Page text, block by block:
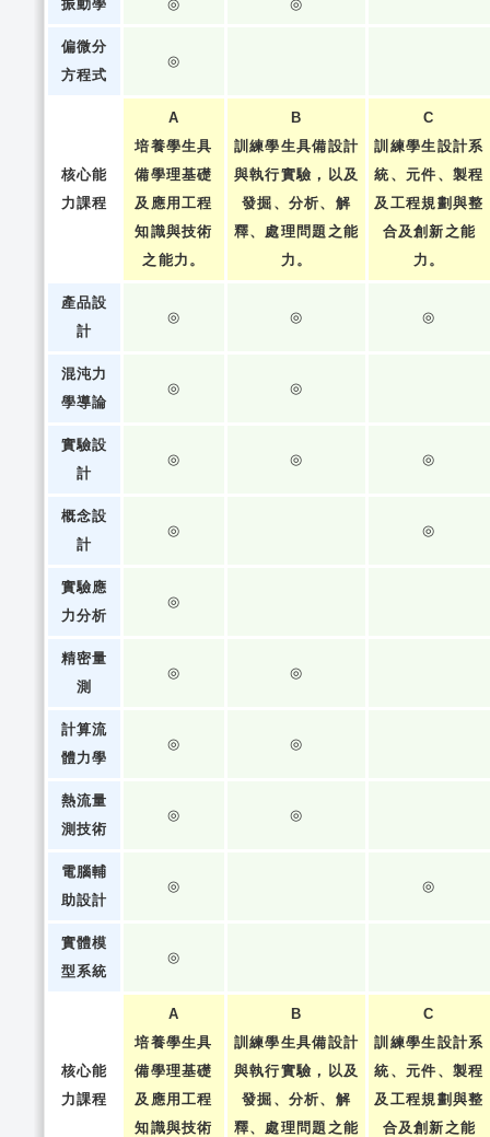
振動學 ◎ ◎
偏微分
方程式
◎
核心能
力課程
A
培養學生具
備學理基礎
及應用工程
知識與技術
之能力。
B
訓練學生具備設計
與執行實驗，以及
發掘、分析、解
釋、處理問題之能
力。
C
訓練學生設計系
統、元件、製程
及工程規劃與整
合及創新之能
力。
產品設
計
◎ ◎ ◎
混沌力
學導論
◎ ◎
實驗設
計
◎ ◎ ◎
概念設
計
◎ ◎
實驗應
力分析
◎
精密量
測
◎ ◎
計算流
體力學
◎ ◎
熱流量
測技術
◎ ◎
電腦輔
助設計
◎ ◎
實體模
型系統
◎
核心能
力課程
A
培養學生具
備學理基礎
及應用工程
知識與技術
B
訓練學生具備設計
與執行實驗，以及
發掘、分析、解
釋、處理問題之能
C
訓練學生設計系
統、元件、製程
及工程規劃與整
合及創新之能